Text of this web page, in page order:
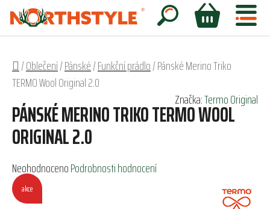
Přejít
obsah
Hledat
NÁKUPNÍ
Domů
/Oblečení/Pánské/Funkční prádlo/Pánské Merino Triko
TERMO Wool Original 2.0
PÁNSKÉ MERINO TRIKO TERMO WOOL
ORIGINAL 2.0
Průměrné
hodnocení
produktu
NeohodnocenoPodrobnosti hodnocení
Značka:Termo Original
akce